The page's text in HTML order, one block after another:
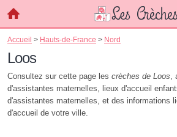
Accueil > Hauts-de-France > Nord
Loos
Consultez sur cette page les crèches de Loos,
d'assistantes maternelles, lieux d'accueil
d'assistantes maternelles, et des informations
d'accueil de votre ville.